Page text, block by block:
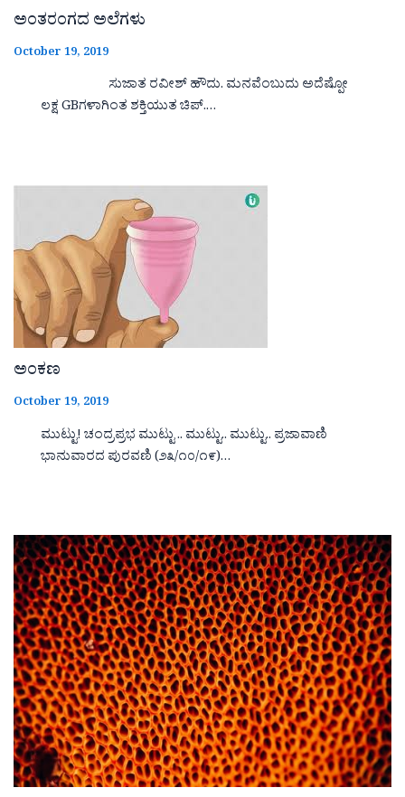
ಅಂತರಂಗದ ಅಲೆಗಳು
October 19, 2019
ಸುಜಾತ ರವೀಶ್ ಹೌದು. ಮನವೆಂಬುದು ಅದೆಷ್ಪೋ
ಲಕ್ಷ GBಗಳಾಗಿಂತ ಶಕ್ತಿಯುತ ಚಿಪ್.…
ಅಂಕಣ
October 19, 2019
ಮುಟ್ಟು! ಚಂದ್ರಪ್ರಭ ಮುಟ್ಟು .. ಮುಟ್ಟು.. ಮುಟ್ಟು.. ಪ್ರಜಾವಾಣಿ
ಭಾನುವಾರದ ಪುರವಣಿ (೨೩/೧೦/೧೯)…